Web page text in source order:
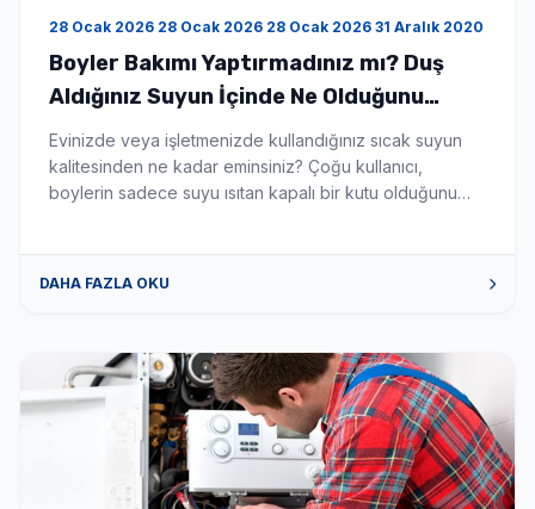
28 Ocak 2026 28 Ocak 2026 28 Ocak 2026 31 Aralık 2020
Boyler Bakımı Yaptırmadınız mı? Duş
Aldığınız Suyun İçinde Ne Olduğunu
Bilseniz Şaşırırdınız! - Boyler Tamiri ve
Servisi
Evinizde veya işletmenizde kullandığınız sıcak suyun
kalitesinden ne kadar eminsiniz? Çoğu kullanıcı,
boylerin sadece suyu ısıtan kapalı bir kutu olduğunu
değil, banyonuzun demirbaşında aramanın […]
DAHA FAZLA OKU